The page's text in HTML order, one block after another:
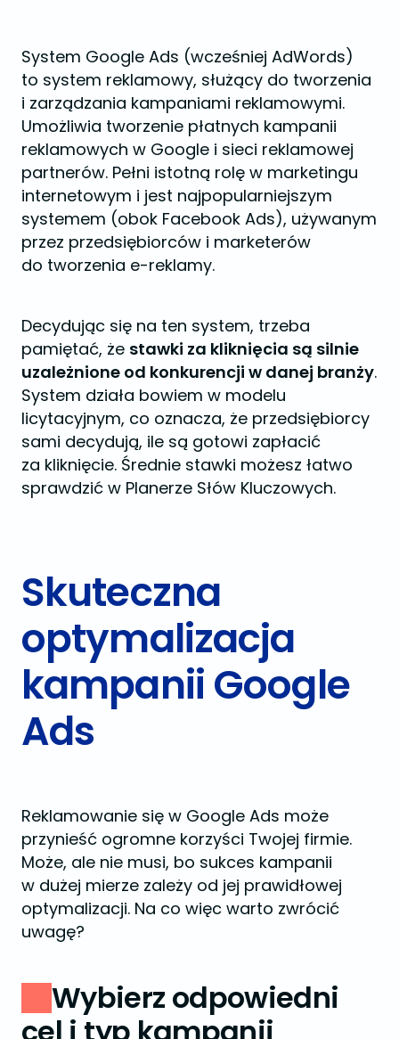
System Google Ads (wcześniej AdWords)
to system reklamowy, służący do tworzenia
i zarządzania kampaniami reklamowymi.
Umożliwia tworzenie płatnych kampanii
reklamowych w Google i sieci reklamowej
partnerów. Pełni istotną rolę w marketingu
internetowym i jest najpopularniejszym
systemem (obok Facebook Ads), używanym
przez przedsiębiorców i marketerów
do tworzenia e-reklamy.
Decydując się na ten system, trzeba
pamiętać, że stawki za kliknięcia są silnie
uzależnione od konkurencji w danej branży.
System działa bowiem w modelu
licytacyjnym, co oznacza, że przedsiębiorcy
sami decydują, ile są gotowi zapłacić
za kliknięcie. Średnie stawki możesz łatwo
sprawdzić w Planerze Słów Kluczowych.
Skuteczna
optymalizacja
kampanii Google
Ads
Reklamowanie się w Google Ads może
przynieść ogromne korzyści Twojej firmie.
Może, ale nie musi, bo sukces kampanii
w dużej mierze zależy od jej prawidłowej
optymalizacji. Na co więc warto zwrócić
uwagę?
Wybierz odpowiedni
cel i typ kampanii